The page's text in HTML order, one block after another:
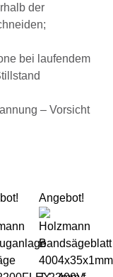
der
bei laufendem
– Vorsicht
Schärfgerät
Tisch- &
Holzmann
Angebot!